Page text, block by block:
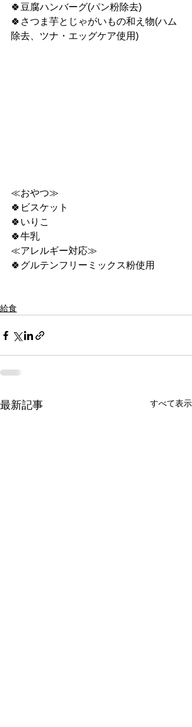
🍀豆腐ハンバーグ(パン粉除去)
🍀さつま芋とじゃがいもの和え物(ハム
除去、ツナ・エッグケア使用)
≪おやつ≫
🍀ビスケット
🍀いりこ
🍀牛乳
≪アレルギー対応≫
🍀グルテンフリーミックス粉使用
給食
最新記事 すべて表示